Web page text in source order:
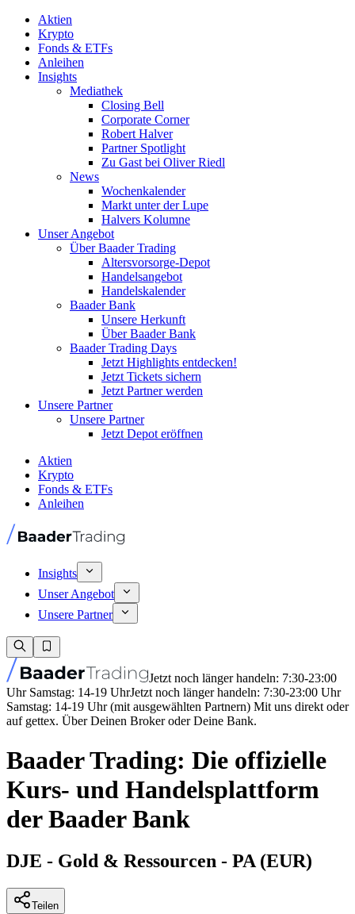
Aktien
Krypto
Fonds & ETFs
Anleihen
Insights
Mediathek
Closing Bell
Corporate Corner
Robert Halver
Partner Spotlight
Zu Gast bei Oliver Riedl
News
Wochenkalender
Markt unter der Lupe
Halvers Kolumne
Unser Angebot
Über Baader Trading
Altersvorsorge-Depot
Handelsangebot
Handelskalender
Baader Bank
Unsere Herkunft
Über Baader Bank
Baader Trading Days
Jetzt Highlights entdecken!
Jetzt Tickets sichern
Jetzt Partner werden
Unsere Partner
Unsere Partner
Jetzt Depot eröffnen
Aktien
Krypto
Fonds & ETFs
Anleihen
Insights
Unser Angebot
Unsere Partner
Jetzt noch länger handeln: 7:30-23:00
Uhr Samstag: 14-19 UhrJetzt noch länger handeln: 7:30-23:00 Uhr
Samstag: 14-19 Uhr (mit ausgewählten Partnern) Mit uns direkt oder
auf gettex. Über Deinen Broker oder Deine Bank.
Baader Trading: Die offizielle
Kurs- und Handelsplattform
der Baader Bank
DJE - Gold & Ressourcen - PA (EUR)
Teilen